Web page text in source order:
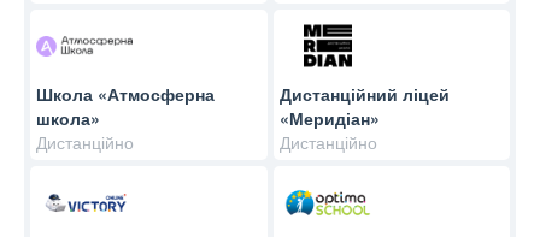
Школа «Атмосферна
школа»
Дистанційно
Дистанційний ліцей
«Меридіан»
Дистанційно